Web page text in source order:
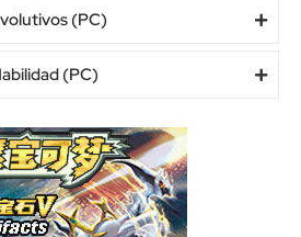
(PC)
(PC)